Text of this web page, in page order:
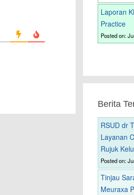
Laporan
Practice
Posted on:
Berita
RSUD dr
Layanan
Rujuk
Posted on:
Tinjau
Meuraxa